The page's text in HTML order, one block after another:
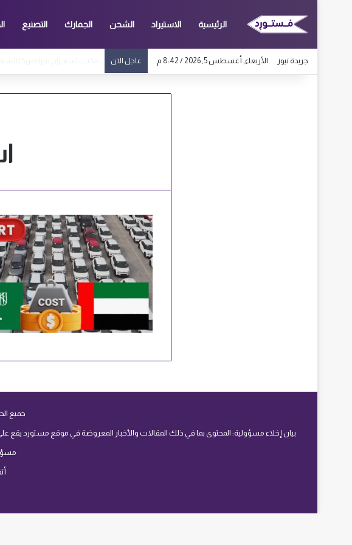
الرئيسية الاستيراد الشحن الجمارك التصنيع
جريدة نيوز الأربعاء, أغسطس 5, 2026 / 8:42 م عاجل الان
جميع الحقوق
بيان إخلاء مسؤولية: المحتوى بما في ذلك المقالات والأخبار المعروضة في موقع مستورد يقع